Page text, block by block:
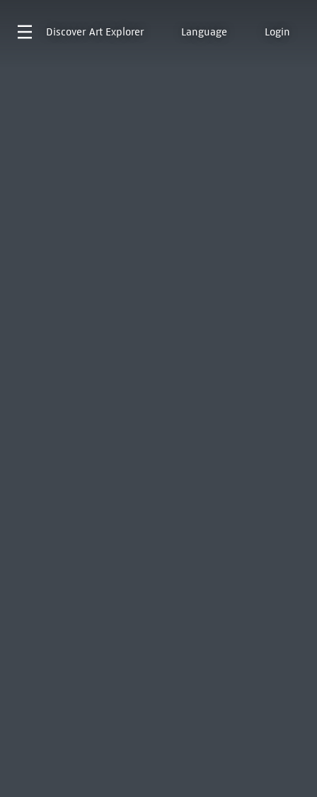
Discover Art Explorer Language Login